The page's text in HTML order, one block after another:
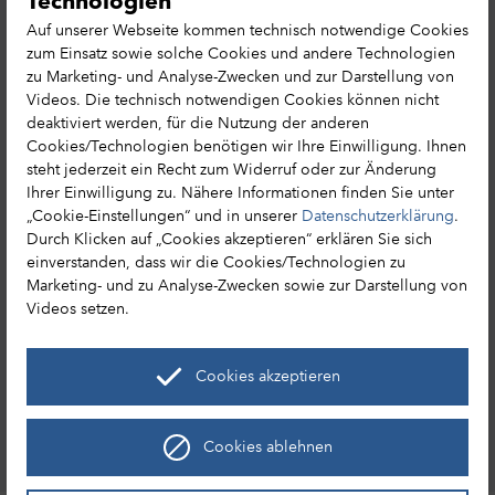
Leichte Sprache
Erlebnisse in Hessen
Reisemagazin bestellen
Hessen MICE Net
Tourismusnetzwerk
HA Hessen Agentur GmbH
Hessen Tourismus
Mainzer Str. 118
+49 (0) 611 / 95017 – 8191
info@hessen-tourismus.de
Entdecke Hessen
Leaflet|©OpenStreetMap
Auf unserer Webseite kommen technisch notwendige Cookies
zum Einsatz sowie solche Cookies und andere Technologien
zu Marketing- und Analyse-Zwecken und zur Darstellung von
Videos. Die technisch notwendigen Cookies können nicht
deaktiviert werden, für die Nutzung der anderen
Cookies/Technologien benötigen wir Ihre Einwilligung. Ihnen
steht jederzeit ein Recht zum Widerruf oder zur Änderung
Ihrer Einwilligung zu. Nähere Informationen finden Sie unter
„Cookie-Einstellungen“ und in unserer Datenschutzerklärung.
Durch Klicken auf „Cookies akzeptieren“ erklären Sie sich
einverstanden, dass wir die Cookies/Technologien zu
Marketing- und zu Analyse-Zwecken sowie zur Darstellung von
Videos setzen.
Cookies akzeptieren
Cookies ablehnen